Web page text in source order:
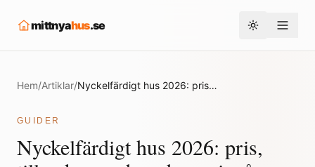
mittnyahus.se Toggle theme
Hem/Artiklar/ Nyckelfärdigt hus 2026: pris, tillverkare och vad som ingår
GUIDER
Nyckelfärdigt hus 2026: pris,